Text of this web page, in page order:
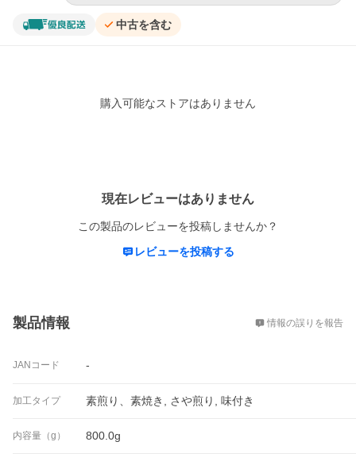
中古を含む
購入可能なストアはありません
現在レビューはありません
この製品のレビューを投稿しませんか？
レビューを投稿する
製品情報 情報の誤りを報告
JANコード -
加工タイプ 素煎り、素焼き, さや煎り, 味付き
内容量（g） 800.0g